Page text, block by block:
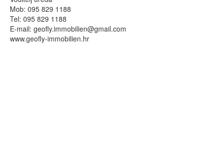
Mob: 095 829 1188
Tel: 095 829 1188
E-mail: geofly.immobilien@gmail.com
www.geofly-immobilien.hr